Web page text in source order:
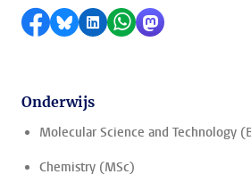
Delen op Facebook
Delen via Bluesky
Delen op LinkedIn
Delen via
Delen via
Onderwijs
Molecular Science and Technology
Chemistry (MSc)